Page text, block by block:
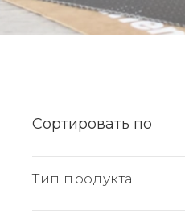
Сортировать по
Тип продукта